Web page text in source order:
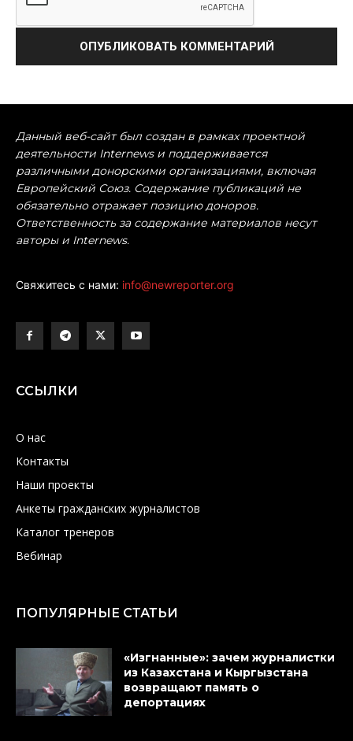
Данный веб-сайт был создан в рамках проектной
деятельности Internews и поддерживается
различными донорскими организациями, включая
Европейский Союз. Содержание публикаций не
обязательно отражает позицию доноров.
Ответственность за содержание материалов несут
авторы и Internews.
Свяжитесь с нами: info@newreporter.org
ССЫЛКИ
О нас
Контакты
Наши проекты
Анкеты гражданских журналистов
Каталог тренеров
Вебинар
ПОПУЛЯРНЫЕ СТАТЬИ
«Изгнанные»: зачем журналистки
из Казахстана и Кыргызстана
возвращают память о
депортациях